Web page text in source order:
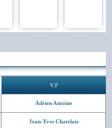
V.F
Adrien Antoine
Jean-Yves Chatelais